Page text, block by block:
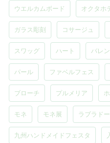
ウエルカムボード オクタホ
ガラス彫刻 コサージュ
スワッグ ハート バレ
パール ファベルフェス
ブローチ プルメリア
モネ モネ展 ラブラド
九州ハンドメイドフェスタ